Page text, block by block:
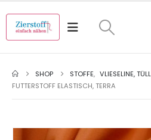
SHOP STOFFE, VLIESELINE,
FUTTERSTOFF ELASTISCH, TERRA